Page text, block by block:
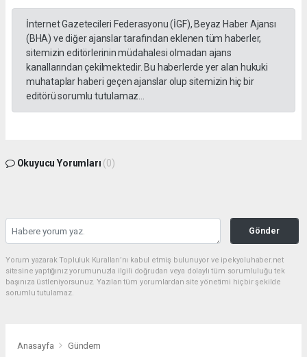
İnternet Gazetecileri Federasyonu (İGF), Beyaz Haber Ajansı
(BHA) ve diğer ajanslar tarafından eklenen tüm haberler,
sitemizin editörlerinin müdahalesi olmadan ajans
kanallarından çekilmektedir. Bu haberlerde yer alan hukuki
muhataplar haberi geçen ajanslar olup sitemizin hiç bir
editörü sorumlu tutulamaz...
Okuyucu Yorumları (0)
Gönder
Yorum yazarak Topluluk Kuralları’nı kabul etmiş bulunuyor ve ipekyoluhaber.net
sitesine yaptığınız yorumunuzla ilgili doğrudan veya dolaylı tüm sorumluluğu tek
başınıza üstleniyorsunuz. Yazılan tüm yorumlardan site yönetimi hiçbir şekilde
sorumlu tutulamaz.
Anasayfa Gündem